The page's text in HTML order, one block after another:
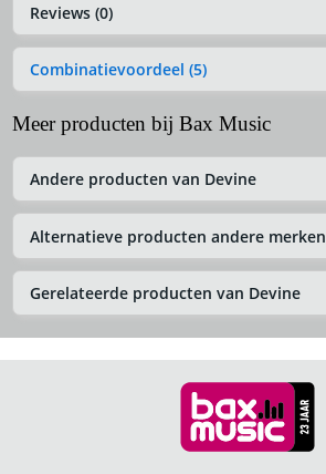
Reviews (0)
Combinatievoordeel (5)
Meer producten bij Bax Music
Andere producten van Devine
Alternatieve producten andere merken
Gerelateerde producten van Devine